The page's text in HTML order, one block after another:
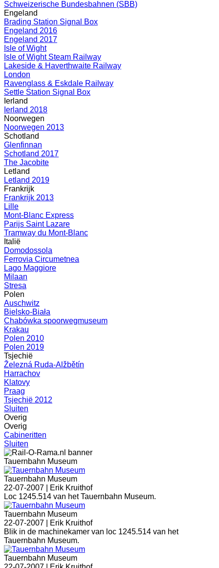
Schweizerische Bundesbahnen (SBB)
Engeland
Brading Station Signal Box
Engeland 2016
Engeland 2017
Isle of Wight
Isle of Wight Steam Railway
Lakeside & Haverthwaite Railway
London
Ravenglass & Eskdale Railway
Settle Station Signal Box
Ierland
Ierland 2018
Noorwegen
Noorwegen 2013
Schotland
Glenfinnan
Schotland 2017
The Jacobite
Letland
Letland 2019
Frankrijk
Frankrijk 2013
Lille
Mont-Blanc Express
Parijs Saint Lazare
Tramway du Mont-Blanc
Italië
Domodossola
Ferrovia Circumetnea
Lago Maggiore
Milaan
Stresa
Polen
Auschwitz
Bielsko-Biała
Chabówka spoorwegmuseum
Krakau
Polen 2010
Polen 2019
Tsjechië
Železná Ruda-Alžbětín
Harrachov
Klatovy
Praag
Tsjechië 2012
Sluiten
Overig
Overig
Cabineritten
Sluiten
Tauernbahn Museum
Tauernbahn Museum
22-07-2007 |
Erik Kruithof
Loc 1245.514 van het Tauernbahn Museum.
Tauernbahn Museum
22-07-2007 |
Erik Kruithof
Blik in de machinekamer van loc 1245.514 van het
Tauernbahn Museum.
Tauernbahn Museum